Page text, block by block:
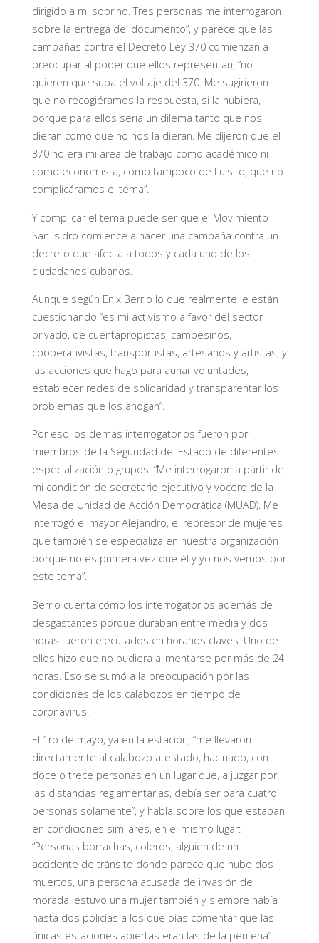
dirigido a mi sobrino. Tres personas me interrogaron
sobre la entrega del documento”, y parece que las
campañas contra el Decreto Ley 370 comienzan a
preocupar al poder que ellos representan, “no
quieren que suba el voltaje del 370. Me sugirieron
que no recogiéramos la respuesta, si la hubiera,
porque para ellos sería un dilema tanto que nos
dieran como que no nos la dieran. Me dijeron que el
370 no era mi área de trabajo como académico ni
como economista, como tampoco de Luisito, que no
complicáramos el tema”.
Y complicar el tema puede ser que el Movimiento
San Isidro comience a hacer una campaña contra un
decreto que afecta a todos y cada uno de los
ciudadanos cubanos.
Aunque según Enix Berrio lo que realmente le están
cuestionando “es mi activismo a favor del sector
privado, de cuentapropistas, campesinos,
cooperativistas, transportistas, artesanos y artistas, y
las acciones que hago para aunar voluntades,
establecer redes de solidaridad y transparentar los
problemas que los ahogan”.
Por eso los demás interrogatorios fueron por
miembros de la Seguridad del Estado de diferentes
especialización o grupos. “Me interrogaron a partir de
mi condición de secretario ejecutivo y vocero de la
Mesa de Unidad de Acción Democrática (MUAD). Me
interrogó el mayor Alejandro, el represor de mujeres
que también se especializa en nuestra organización
porque no es primera vez que él y yo nos vemos por
este tema”.
Berrio cuenta cómo los interrogatorios además de
desgastantes porque duraban entre media y dos
horas fueron ejecutados en horarios claves. Uno de
ellos hizo que no pudiera alimentarse por más de 24
horas. Eso se sumó a la preocupación por las
condiciones de los calabozos en tiempo de
coronavirus.
El 1ro de mayo, ya en la estación, “me llevaron
directamente al calabozo atestado, hacinado, con
doce o trece personas en un lugar que, a juzgar por
las distancias reglamentarias, debía ser para cuatro
personas solamente”, y habla sobre los que estaban
en condiciones similares, en el mismo lugar:
“Personas borrachas, coleros, alguien de un
accidente de tránsito donde parece que hubo dos
muertos, una persona acusada de invasión de
morada, estuvo una mujer también y siempre había
hasta dos policías a los que oías comentar que las
únicas estaciones abiertas eran las de la periferia”.